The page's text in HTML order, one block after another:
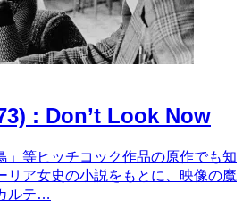
: Don’t Look Now
」等ヒッチコック作品の原作でも知
リア女史の小説をもとに、映像の魔
ルテ…